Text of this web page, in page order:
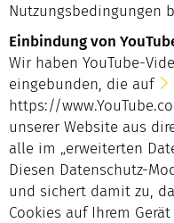
Nutzungsbedingungen
Einbindung von
Wir haben YouTube-
eingebunden, die auf
https://
unserer Website aus
alle im „erweiterten
Diesen Datenschutz-
und sichert damit zu,
Cookies auf Ihrem